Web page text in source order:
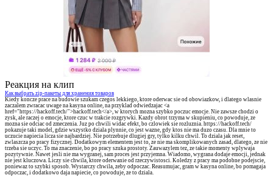
Реакция на клип
Как выбрать zip-пакеты для хранения товаров
Kiedy koncze prace na budowie szukam czegos lekkiego, ktore oderwac sie od obowiazkow, i dlatego wlasnie
zaczalem zwracac uwage na kasyna online, na przyklad odwiedzajac <a
href="https://hackoff.tech/">hackoff.tech</a>, w ktorych mozna szybko poczuc emocje. Nie zawsze chodzi o
zysk, ale raczej o emocje, ktore czuc w trakcie rozgrywki. Kazdy obrot trzyma w skupieniu, co powoduje, ze
mozna sie odciac od zmeczenia. Juz po chwili widac efekt, bo czlowiek sie rozluznia. https://hackoff.tech/
pokazuje taki model, gdzie wszystko dziala plynnie, co jest wazne, gdy ktos nie ma duzo czasu. Dla mnie to
uczucie napiecia licza sie najbardziej. Nie potrzebuje dlugiej gry, tylko kilku chwil. To dziala jak reset,
zwlaszcza po pracy fizycznej. Dodatkowym elementem jest to, ze nie ma skomplikowanych zasad, dlatego, ze nie
trzeba sie uczyc. To ma znaczenie, bo po pracy szuka prostoty. Zauwazylem tez, ze takie momenty wplywaja
pozytywnie. Nawet jesli nie ma wygranej, sam proces jest przyjemna. Wiadomo, wygrana dodaje emocji, jednak
nie jest kluczowa. Liczy sie chwila, ktore oderwanie od rzeczywistosci. Koledzy z pracy ma podobne podejscie,
poniewaz to szybki sposob. Wystarczy chwila, zeby odpoczac. Reasumujac, gram w kasyna online, bo pomagaja
odpoczac, i dodatkowo daja napiecie, co powoduje, ze to dziala.